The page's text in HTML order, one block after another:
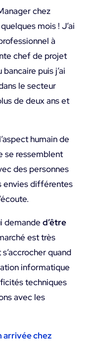
chez
mois ! J’ai
à
chef de projet
puis j’ai
le secteur
de deux ans et
humain de
se ressemblent
des personnes
envies différentes
demande d’être
est très
quand
informatique
techniques
avec les
arrivée chez